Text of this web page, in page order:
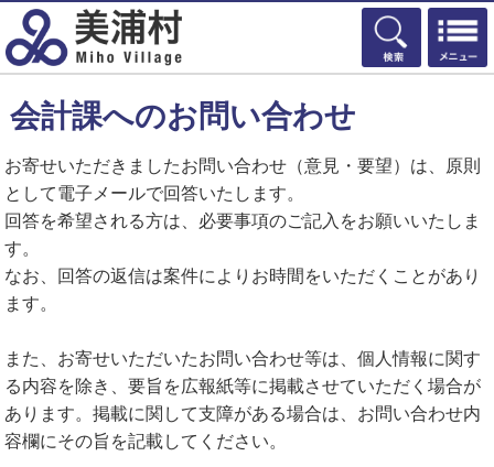
検索
会計課へのお問い合わせ
お寄せいただきましたお問い合わせ（意見・要望）は、原則
として電子メールで回答いたします。
回答を希望される方は、必要事項のご記入をお願いいたしま
す。
なお、回答の返信は案件によりお時間をいただくことがあり
ます。
また、お寄せいただいたお問い合わせ等は、個人情報に関す
る内容を除き、要旨を広報紙等に掲載させていただく場合が
あります。掲載に関して支障がある場合は、お問い合わせ内
容欄にその旨を記載してください。